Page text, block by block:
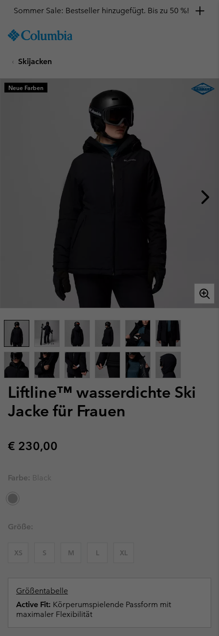
TO
SKIP
MAIN
NAV
Sommer Sale: Bestseller hinzugefügt. Bis zu 50 %!
Skijacken
Liftline™ wasserdichte Ski
Jacke für Frauen
Regular price:
€ 230,00
Neue Farben
Farbe: Black
Größe:
XS S M L XL
Größentabelle
Active Fit: Körperumspielende Passform mit
maximaler Flexibilität